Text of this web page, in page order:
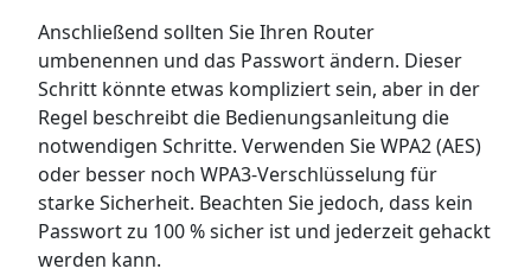
Anschließend sollten Sie Ihren Router
umbenennen und das Passwort ändern. Dieser
Schritt könnte etwas kompliziert sein, aber in der
Regel beschreibt die Bedienungsanleitung die
notwendigen Schritte. Verwenden Sie WPA2 (AES)
oder besser noch WPA3-Verschlüsselung für
starke Sicherheit. Beachten Sie jedoch, dass kein
Passwort zu 100 % sicher ist und jederzeit gehackt
werden kann.